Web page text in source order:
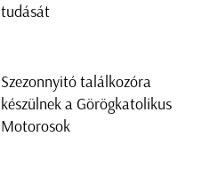
tudását
Szezonnyitó találkozóra
készülnek a Görögkatolikus
Motorosok